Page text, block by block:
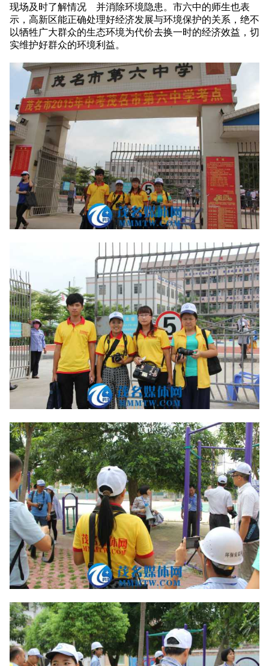
现场及时了解情况 并消除环境隐患。市六中的师生也表
示，高新区能正确处理好经济发展与环境保护的关系，绝不
以牺牲广大群众的生态环境为代价去换一时的经济效益，切
实维护好群众的环境利益。